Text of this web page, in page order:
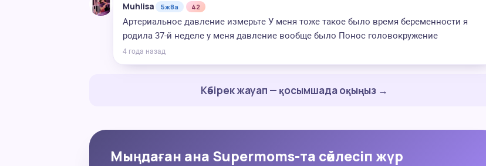
Muhlisa 5ж8а 42
Артериальное давление измерьте У меня тоже такое было время беременности я
родила 37-й неделе у меня давление вообще было Понос головокружение
4 года назад
Көбірек жауап — қосымшада оқыңыз →
Мыңдаған ана Supermoms-та сөйлесіп жүр